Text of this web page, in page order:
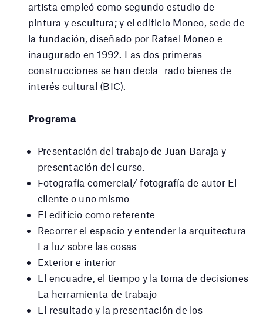
artista empleó como segundo estudio de
pintura y escultura; y el edificio Moneo, sede de
la fundación, diseñado por Rafael Moneo e
inaugurado en 1992. Las dos primeras
construcciones se han decla- rado bienes de
interés cultural (BIC).
Programa
Presentación del trabajo de Juan Baraja y
presentación del curso.
Fotografía comercial/ fotografía de autor El
cliente o uno mismo
El edificio como referente
Recorrer el espacio y entender la arquitectura
La luz sobre las cosas
Exterior e interior
El encuadre, el tiempo y la toma de decisiones
La herramienta de trabajo
El resultado y la presentación de los